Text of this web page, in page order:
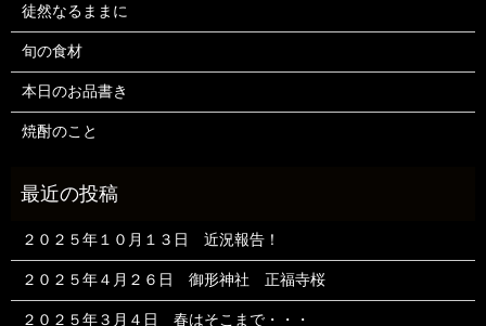
徒然なるままに
旬の食材
本日のお品書き
焼酎のこと
２０２５年１０月１３日 近況報告！
２０２５年４月２６日 御形神社 正福寺桜
２０２５年３月４日 春はそこまで・・・